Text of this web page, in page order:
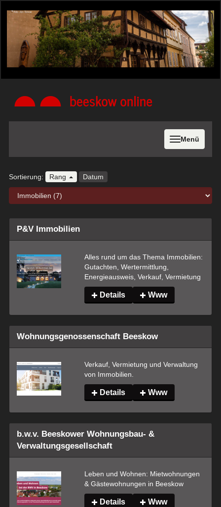
Menü
Sortierung: Rang Datum
P&V Immobilien
Alles rund um das Thema Immobilien:
Gutachten, Wertermittlung,
Energieausweis, Verkauf, Vermietung
Details Www
Wohnungsgenossenschaft Beeskow
Verkauf, Vermietung und Verwaltung
von Immobilien.
Details Www
b.w.v. Beeskower Wohnungsbau- &
Verwaltungsgesellschaft
Leben und Wohnen: Mietwohnungen
& Gästewohnungen in Beeskow
Details Www